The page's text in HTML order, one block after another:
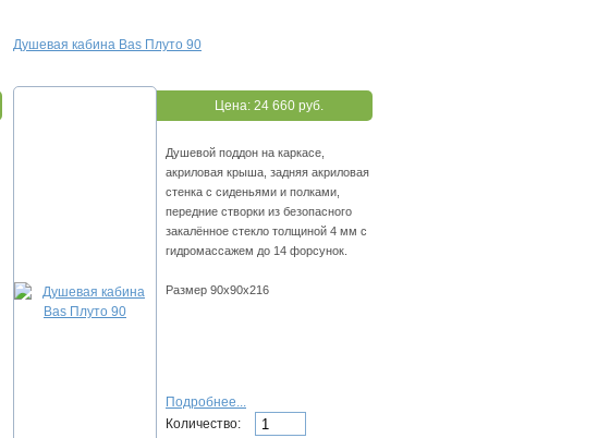
Душевая кабина Bas Плуто 90
Цена: 24 660 руб.
Душевой поддон на каркасе,
акриловая крыша, задняя акриловая
стенка с сиденьями и полками,
передние створки из безопасного
закалённое стекло толщиной 4 мм с
гидромассажем до 14 форсунок.
Размер 90х90х216
Подробнее...
Количество: